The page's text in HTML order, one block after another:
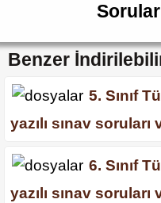
Benzer
5. Sınıf
yazılı sınav soruları
6. Sınıf
yazılı sınav soruları